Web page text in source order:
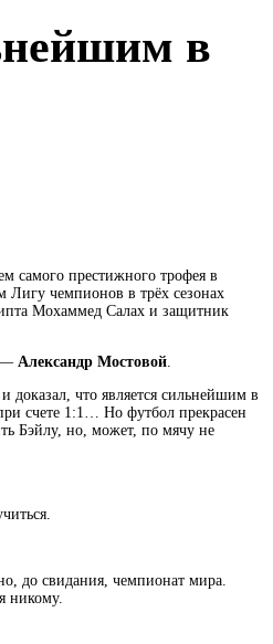
в
самого престижного трофея в
Лигу чемпионов в трёх сезонах
Мохаммед Салах и защитник
— Александр Мостовой.
что является сильнейшим в
счете 1:1… Но футбол прекрасен
Бэйлу, но, может, по мячу не
до свидания, чемпионат мира.
никому.